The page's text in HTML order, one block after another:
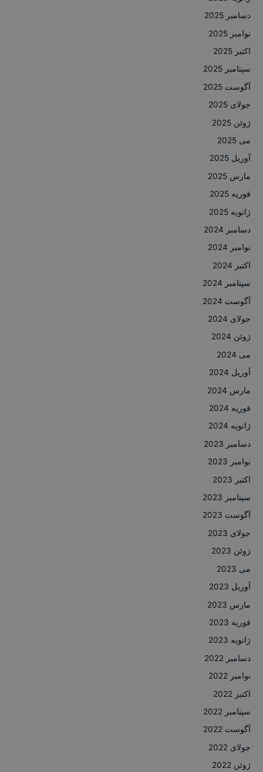
دسامبر 2025
نوامبر 2025
اکتبر 2025
سپتامبر 2025
آگوست 2025
جولای 2025
ژوئن 2025
می 2025
آوریل 2025
مارس 2025
فوریه 2025
ژانویه 2025
دسامبر 2024
نوامبر 2024
اکتبر 2024
سپتامبر 2024
آگوست 2024
جولای 2024
ژوئن 2024
می 2024
آوریل 2024
مارس 2024
فوریه 2024
ژانویه 2024
دسامبر 2023
نوامبر 2023
اکتبر 2023
سپتامبر 2023
آگوست 2023
جولای 2023
ژوئن 2023
می 2023
آوریل 2023
مارس 2023
فوریه 2023
ژانویه 2023
دسامبر 2022
نوامبر 2022
اکتبر 2022
سپتامبر 2022
آگوست 2022
جولای 2022
ژوئن 2022